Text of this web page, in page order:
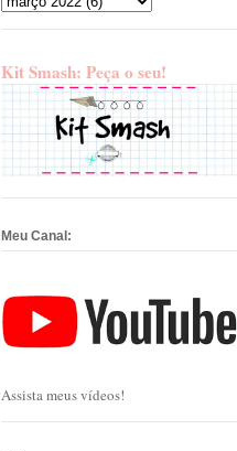
Kit Smash: Peça o seu!
Meu Canal:
Assista meus vídeos!